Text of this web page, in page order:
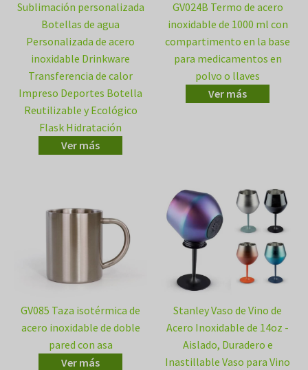
Sublimación personalizada
Botellas de agua
Personalizada de acero
inoxidable Drinkware
Transferencia de calor
Impreso Deportes Botella
Reutilizable y Ecológico
Flask Hidratación
Ver más
GV024B Termo de acero
inoxidable de 1000 ml con
compartimento en la base
para medicamentos en
polvo o llaves
Ver más
GV085 Taza isotérmica de
acero inoxidable de doble
pared con asa
Ver más
Stanley Vaso de Vino de
Acero Inoxidable de 14oz -
Aislado, Duradero e
Inastillable Vaso para Vino